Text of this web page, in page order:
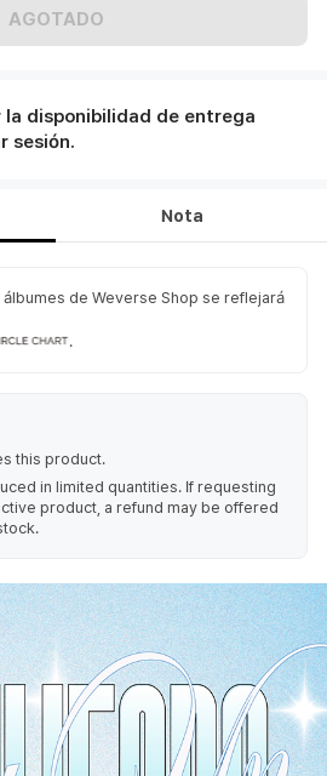
AGOTADO
la disponibilidad de entrega
sesión.
Nota
de Weverse Shop se reflejará
.
this product.
in limited quantities. If requesting
product, a refund may be offered